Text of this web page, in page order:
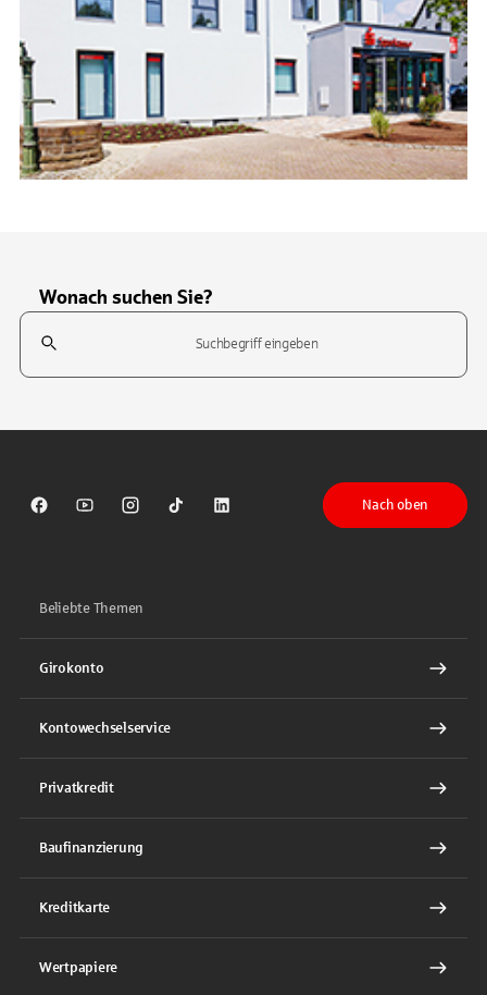
Wonach suchen Sie?
Suchfeld
Sparkasse auf Facebook
Sparkasse auf Youtube
Sparkasse auf Instagram
Sparkasse auf TikTok
Sparkasse auf LinkedIn
Nach oben
Beliebte Themen
Girokonto
Kontowechselservice
Privatkredit
Baufinanzierung
Kreditkarte
Wertpapiere